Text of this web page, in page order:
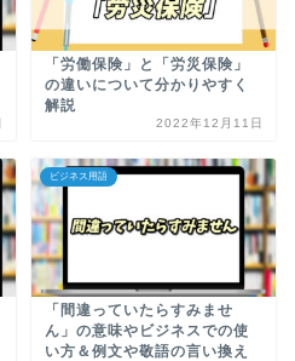
「労働保険」と「労災保険」
の違いについて分かりやすく
解説
2022年12月11日
ビジネス用語
「間違っていたらすみませ
ん」の意味やビジネスでの使
い方＆例文や敬語の言い換え